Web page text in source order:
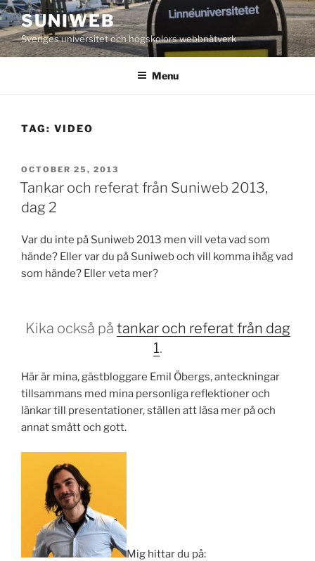
Skip
to
content
SUNIWEB
Sveriges universitet och högskolors webbnätverk
Menu
TAG: VIDEO
POSTED
ON
OCTOBER 25, 2013
Tankar och referat från Suniweb 2013,
dag 2
Var du inte på Suniweb 2013 men vill veta vad som
hände? Eller var du på Suniweb och vill komma ihåg vad
som hände? Eller veta mer?
Kika också på tankar och referat från dag
1.
Här är mina, gästbloggare Emil Öbergs, anteckningar
tillsammans med mina personliga reflektioner och
länkar till presentationer, ställen att läsa mer på och
annat smått och gott.
Mig hittar du på: